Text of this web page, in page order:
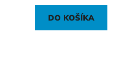
DO KOŠÍKA